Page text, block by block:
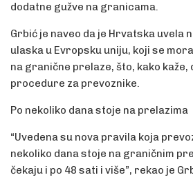
dodatne gužve na granicama.
Grbić je naveo da je Hrvatska uvela
ulaska u Evropsku uniju, koji se
na granične prelaze, što, kako kaže,
procedure za prevoznike.
Po nekoliko dana stoje na prelazima
“Uvedena su nova pravila koja
nekoliko dana stoje na graničnim
čekaju i po 48 sati i više”, rekao je